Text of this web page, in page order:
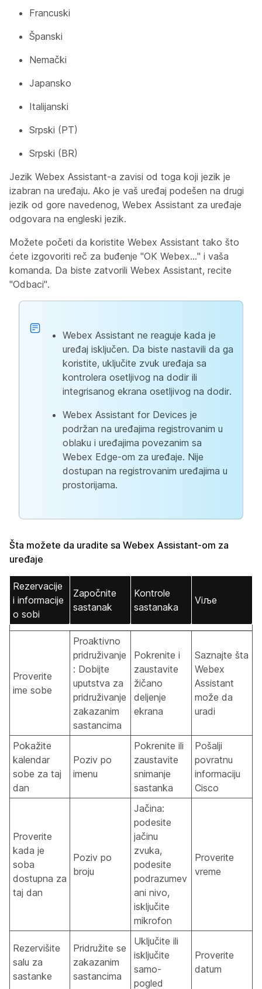
Francuski
Španski
Nemački
Japansko
Italijanski
Srpski (PT)
Srpski (BR)
Jezik Webex Assistant-a zavisi od toga koji jezik je
izabran na uređaju. Ako je vaš uređaj podešen na drugi
jezik od gore navedenog, Webex Assistant za uređaje
odgovara na engleski jezik.
Možete početi da koristite Webex Assistant tako što
ćete izgovoriti reč za buđenje "OK Webex..." i vaša
komanda. Da biste zatvorili Webex Assistant, recite
"Odbaci".
Webex Assistant ne reaguje kada je
uređaj isključen. Da biste nastavili da ga
koristite, uključite zvuk uređaja sa
kontrolera osetljivog na dodir ili
integrisanog ekrana osetljivog na dodir.
Webex Assistant for Devices je
podržan na uređajima registrovanim u
oblaku i uređajima povezanim sa
Webex Edge-om za uređaje. Nije
dostupan na registrovanim uređajima u
prostorijama.
Šta možete da uradite sa Webex Assistant-om za
uređaje
Rezervacije
i informacije
o sobi
Započnite
sastanak
Kontrole
sastanaka
Viљe
Proverite
ime sobe
Proaktivno
pridruživanje
: Dobijte
uputstva za
pridruživanje
zakazanim
sastancima
Pokrenite i
zaustavite
žičano
deljenje
ekrana
Saznajte šta
Webex
Assistant
može da
uradi
Pokažite
kalendar
sobe za taj
dan
Poziv po
imenu
Pokrenite ili
zaustavite
snimanje
sastanka
Pošalji
povratnu
informaciju
Cisco
Proverite
kada je
soba
dostupna za
taj dan
Poziv po
broju
Jačina:
podesite
jačinu
zvuka,
podesite
podrazumev
ani nivo,
isključite
mikrofon
Proverite
vreme
Rezervišite
salu za
sastanke
Pridružite se
zakazanim
sastancima
Uključite ili
isključite
samo-
pogled
Proverite
datum